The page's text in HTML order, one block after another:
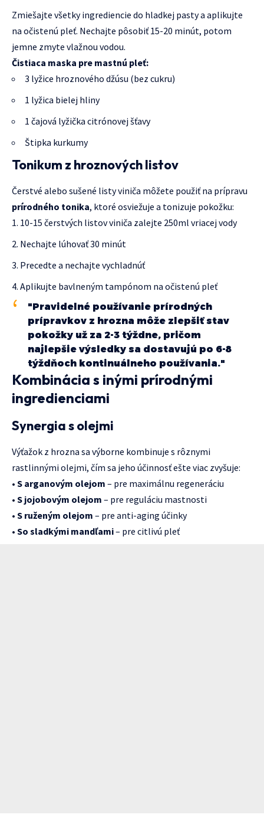
Zmiešajte všetky ingrediencie do hladkej pasty a aplikujte
na očistenú pleť. Nechajte pôsobiť 15-20 minút, potom
jemne zmyte vlažnou vodou.
Čistiaca maska pre mastnú pleť:
3 lyžice hroznového džúsu (bez cukru)
1 lyžica bielej hliny
1 čajová lyžička citrónovej šťavy
Štipka kurkumy
Tonikum z hroznových listov
Čerstvé alebo sušené listy viniča môžete použiť na prípravu
prírodného tonika, ktoré osviežuje a tonizuje pokožku:
10-15 čerstvých listov viniča zalejte 250ml vriacej vody
Nechajte lúhovať 30 minút
Precedte a nechajte vychladnúť
Aplikujte bavlneným tampónom na očistenú pleť
"Pravidelné používanie prírodných
prípravkov z hrozna môže zlepšiť stav
pokožky už za 2-3 týždne, pričom
najlepšie výsledky sa dostavujú po 6-8
týždňoch kontinuálneho používania."
Kombinácia s inými prírodnými
ingredienciami
Synergia s olejmi
Výťažok z hrozna sa výborne kombinuje s rôznymi
rastlinnými olejmi, čím sa jeho účinnosť ešte viac zvyšuje:
• S arganovým olejom – pre maximálnu regeneráciu
• S jojobovým olejom – pre reguláciu mastnosti
• S ruženým olejom – pre anti-aging účinky
• So sladkými mandľami– pre citlivú pleť